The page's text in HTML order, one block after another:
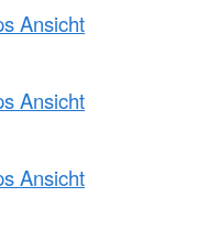
Ansicht
Ansicht
Ansicht